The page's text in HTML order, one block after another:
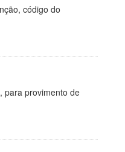
código do
para provimento de